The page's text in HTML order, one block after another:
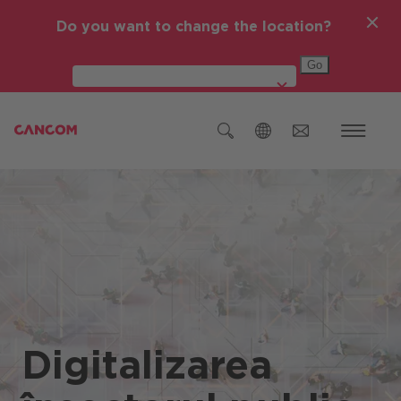
Do you want to change the location?
Global (English)
Digitalizarea